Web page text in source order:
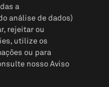
a
análise de dados)
rejeitar ou
utilize os
ou para
nosso Aviso